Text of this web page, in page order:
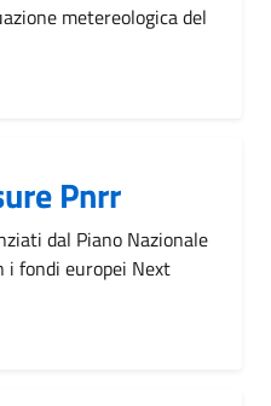
metereologica del
Pnrr
dal Piano Nazionale
i fondi europei Next